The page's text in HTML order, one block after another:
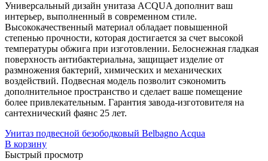
Универсальный дизайн унитаза ACQUA дополнит ваш
интерьер, выполненный в современном стиле.
Высококачественный материал обладает повышенной
степенью прочности, которая достигается за счет высокой
температуры обжига при изготовлении. Белоснежная гладкая
поверхность антибактериальна, защищает изделие от
размножения бактерий, химических и механических
воздействий. Подвесная модель позволит сэкономить
дополнительное пространство и сделает ваше помещение
более привлекательным. Гарантия завода-изготовителя на
сантехнический фаянс 25 лет.
Унитаз подвесной безободковый Belbagno Acqua
В корзину
Быстрый просмотр